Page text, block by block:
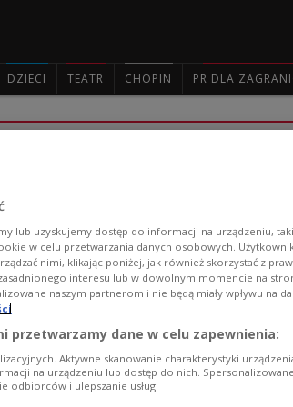
DZIECI TEATR CHOPIN PR DLA
"Dwa Teatry" 2023.
znany obszar romantyzmu, warto
Seweryn Goszczyński starał się
metafizyczną, jakieś uniesienie ponad
"Dziennik podróży do Tatrów".
na temat: Dwa Teatry Dwa Teatry 2023
Teatralny - niezbędne
lub uzyskujemy dostęp do informacji na urządzeniu,
w celu przetwarzania danych osobowych.
nimi, klikając poniżej, jak również skorzystać z
interesu lub w dowolnym momencie na
naszym partnerom i nie będą miały wpływu na
przetwarzamy dane w celu zapewnienia:
Aktywne skanowanie charakterystyki
na urządzeniu lub dostęp do nich.
odbiorców i ulepszanie usług.